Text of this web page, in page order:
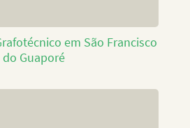
em São Francisco
do Guaporé